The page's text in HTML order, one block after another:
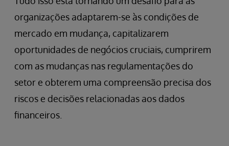
organizações adaptarem-se às condições de
mercado em mudança, capitalizarem
oportunidades de negócios cruciais, cumprirem
com as mudanças nas regulamentações do
setor e obterem uma compreensão precisa dos
riscos e decisões relacionadas aos dados
financeiros.